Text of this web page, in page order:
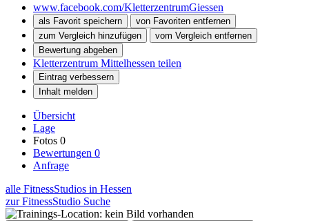
www.facebook.com/KletterzentrumGiessen
als Favorit speichern
von Favoriten entfernen
zum Vergleich hinzufügen
vom Vergleich entfernen
Bewertung abgeben
Kletterzentrum Mittelhessen teilen
Eintrag verbessern
Inhalt melden
Übersicht
Lage
Fotos 0
Bewertungen 0
Anfrage
alle FitnessStudios in Hessen
zur FitnessStudio Suche